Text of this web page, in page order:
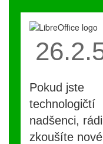
Pokud jste
technologičtí
nadšenci, rádi
zkoušíte nové